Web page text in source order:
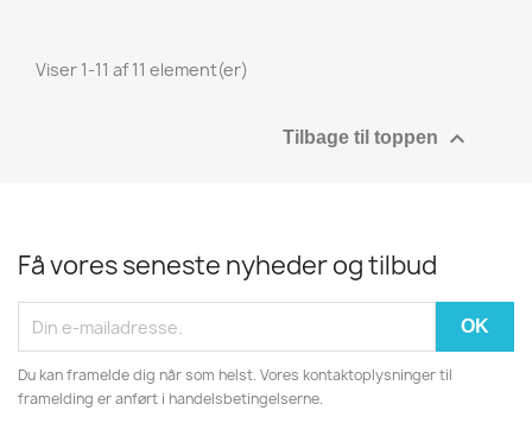
Viser 1-11 af 11 element(er)
Tilbage til toppen 
Få vores seneste nyheder og tilbud
Du kan framelde dig når som helst. Vores kontaktoplysninger til
framelding er anført i handelsbetingelserne.